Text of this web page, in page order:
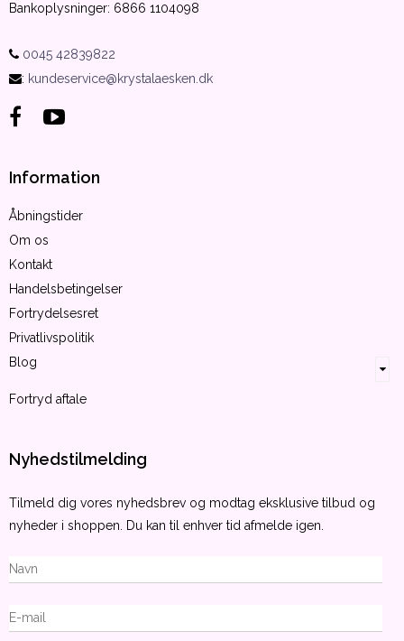
Bankoplysninger: 6866 1104098
0045 42839822
: kundeservice@krystalaesken.dk
Information
Åbningstider
Om os
Kontakt
Handelsbetingelser
Fortrydelsesret
Privatlivspolitik
Blog
Fortryd aftale
Nyhedstilmelding
Tilmeld dig vores nyhedsbrev og modtag eksklusive tilbud og
nyheder i shoppen. Du kan til enhver tid afmelde igen.